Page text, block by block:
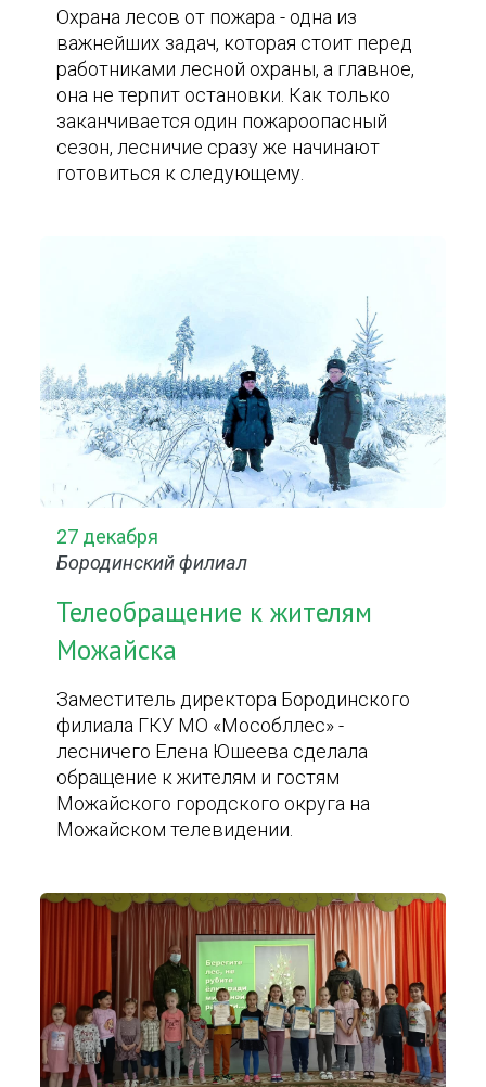
Охрана лесов от пожара - одна из
важнейших задач, которая стоит перед
работниками лесной охраны, а главное,
она не терпит остановки. Как только
заканчивается один пожароопасный
сезон, лесничие сразу же начинают
готовиться к следующему.
27 декабря
Бородинский филиал
Телеобращение к жителям
Можайска
Заместитель директора Бородинского
филиала ГКУ МО «Мособллес» -
лесничего Елена Юшеева сделала
обращение к жителям и гостям
Можайского городского округа на
Можайском телевидении.